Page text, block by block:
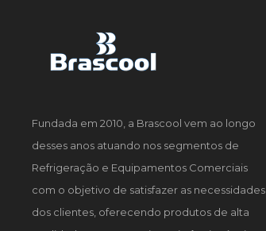
Fundada em 2010, a Brascool vem ao longo
desses anos atuando nos segmentos de
Refrigeração e Equipamentos Comerciais
com o objetivo de satisfazer as necessidades
dos clientes, oferecendo produtos de alta